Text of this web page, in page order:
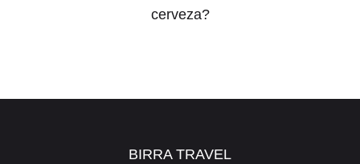
cerveza?
BIRRA TRAVEL